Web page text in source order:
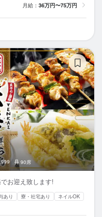
月給： 36万円〜75万円
90席
お迎え致します!
あり 寮・社宅あり
ネイルOK